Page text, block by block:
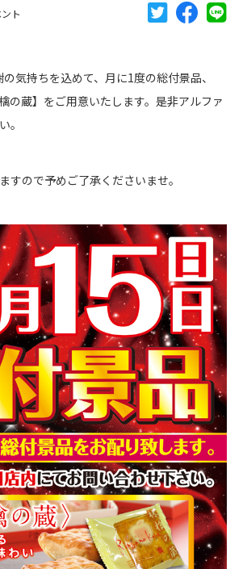
ト
気持ちを込めて、月に1度の総付景品、
の蔵】をご用意いたします。是非アルファ
。
すので予めご了承くださいませ。